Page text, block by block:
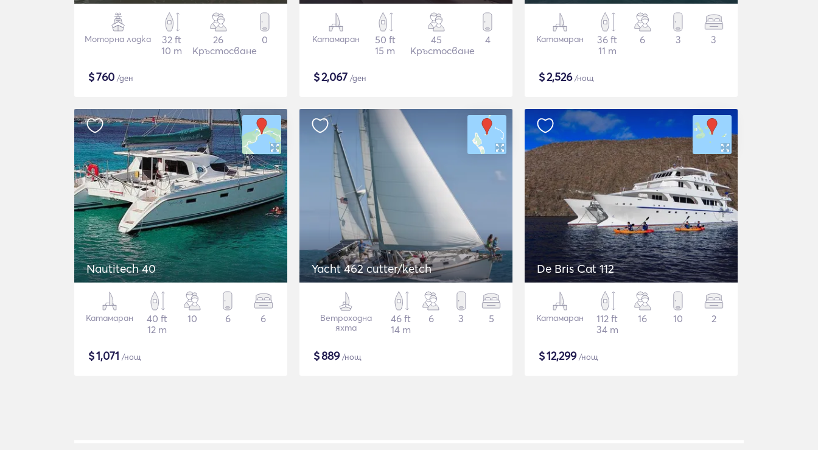
Моторна лодка
32 ft
10 m
26
Кръстосване
0
$760 /ден
Катамаран
50 ft
15 m
45
Кръстосване
4
$2,067 /ден
Катамаран
36 ft
11 m
6 3 3
$2,526/нощ
Nautitech 40
Катамаран
40 ft
12 m
10 6 6
$1,071 /нощ
Yacht 462 cutter/ketch
Ветроходна
яхта
46 ft
14 m
6 3 5
$889/нощ
De Bris Cat 112
Катамаран
112 ft
34 m
16 10 2
$12,299/нощ